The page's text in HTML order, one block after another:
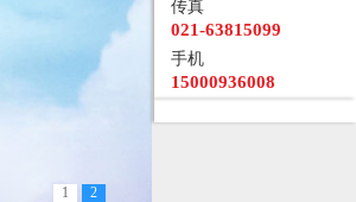
1 2
传真
021-63815099
手机
15000936008